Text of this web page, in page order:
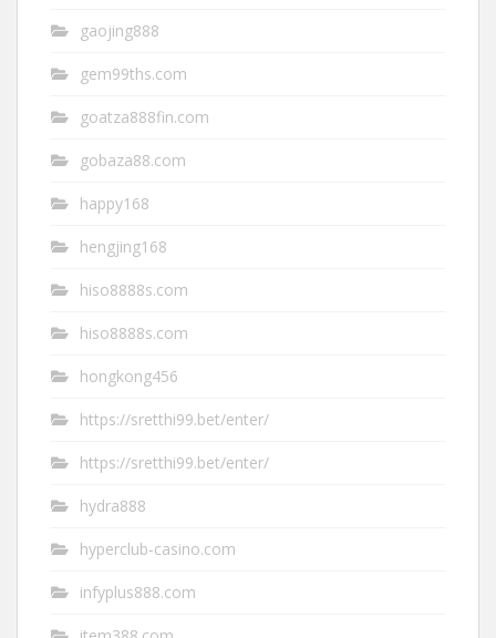
gaojing888
gem99ths.com
goatza888fin.com
gobaza88.com
happy168
hengjing168
hiso8888s.com
hiso8888s.com
hongkong456
https://sretthi99.bet/enter/
https://sretthi99.bet/enter/
hydra888
hyperclub-casino.com
infyplus888.com